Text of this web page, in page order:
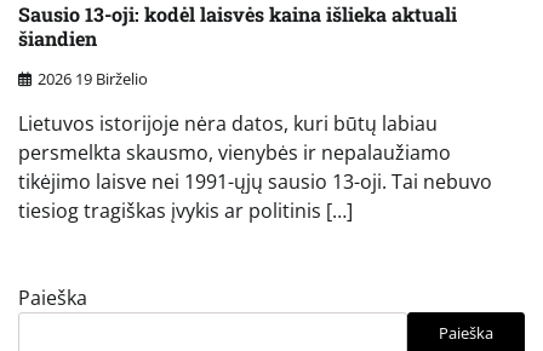
Sausio 13-oji: kodėl laisvės kaina išlieka aktuali
šiandien
2026 19 Birželio
Lietuvos istorijoje nėra datos, kuri būtų labiau
persmelkta skausmo, vienybės ir nepalaužiamo
tikėjimo laisve nei 1991-ųjų sausio 13-oji. Tai nebuvo
tiesiog tragiškas įvykis ar politinis […]
Paieška
Paieška